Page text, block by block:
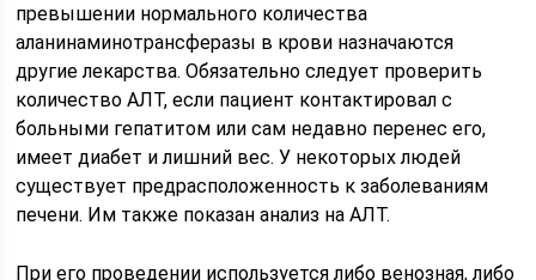
превышении нормального количества
аланинаминотрансферазы в крови назначаются
другие лекарства. Обязательно следует проверить
количество АЛТ, если пациент контактировал с
больными гепатитом или сам недавно перенес его,
имеет диабет и лишний вес. У некоторых людей
существует предрасположенность к заболеваниям
печени. Им также показан анализ на АЛТ.
При его проведении используется либо венозная, либо